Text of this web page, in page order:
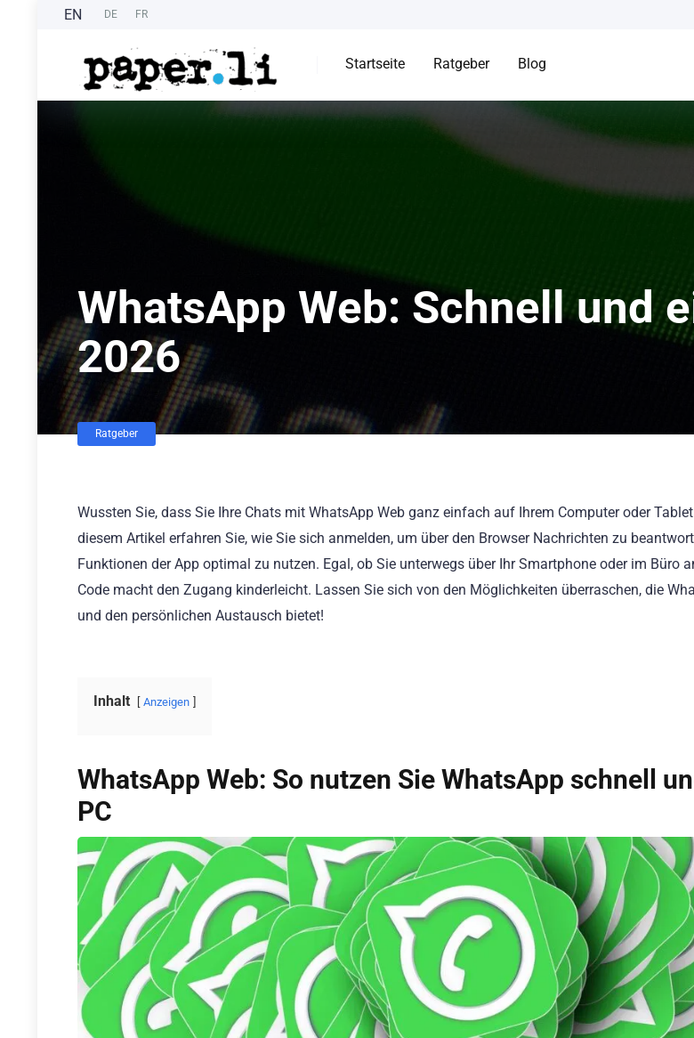
EN DE FR
Startseite Ratgeber Blog
WhatsApp Web: Schnell und
2026
Ratgeber
Wussten Sie, dass Sie Ihre Chats mit WhatsApp Web ganz einfach auf Ihrem Computer oder
diesem Artikel erfahren Sie, wie Sie sich anmelden, um über den Browser Nachrichten zu
Funktionen der App optimal zu nutzen. Egal, ob Sie unterwegs über Ihr Smartphone oder im Büro
Code macht den Zugang kinderleicht. Lassen Sie sich von den Möglichkeiten überraschen, die
und den persönlichen Austausch bietet!
Inhalt Anzeigen
WhatsApp Web: So nutzen Sie WhatsApp schnell
PC